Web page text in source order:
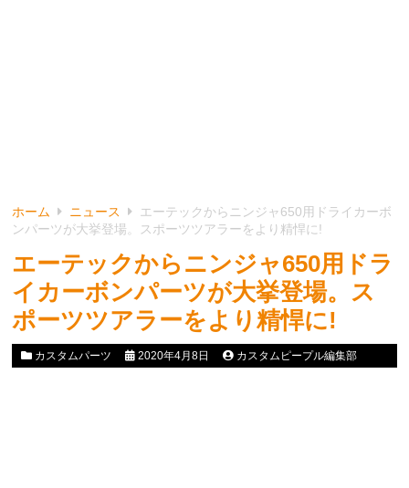
ホーム ニュース
エーテックからニンジャ650用ドライカーボ
ンパーツが大挙登場。スポーツツアラーをより精悍に!
エーテックからニンジャ650用ドラ
イカーボンパーツが大挙登場。ス
ポーツツアラーをより精悍に!
カスタムパーツ 2020年4月8日 カスタムピープル編集部